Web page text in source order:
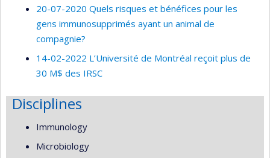
20-07-2020 Quels risques et bénéfices pour les
gens immunosupprimés ayant un animal de
compagnie?
14-02-2022 L’Université de Montréal reçoit plus de
30 M$ des IRSC
Disciplines
Immunology
Microbiology